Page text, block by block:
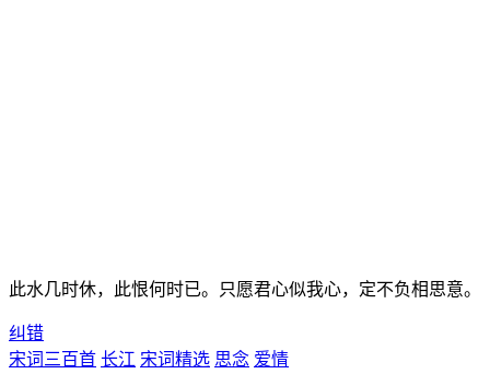
此水几时休，此恨何时已。只愿君心似我心，定不负相思意。
纠错
宋词三百首 长江 宋词精选 思念 爱情